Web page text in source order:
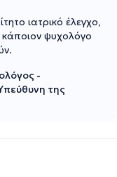
ιατρικό έλεγχο,
κάποιον ψυχολόγο
-
της